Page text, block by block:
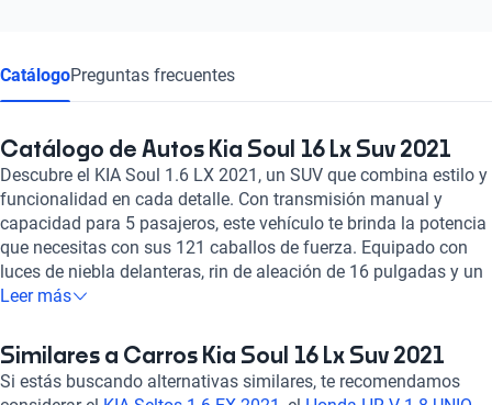
CatálogoPreguntas frecuentes
Catálogo de Autos Kia Soul 16 Lx Suv 2021
Descubre el KIA Soul 1.6 LX 2021, un SUV que combina estilo y
funcionalidad en cada detalle. Con transmisión manual y
capacidad para 5 pasajeros, este vehículo te brinda la potencia
que necesitas con sus 121 caballos de fuerza. Equipado con
luces de niebla delanteras, rin de aleación de 16 pulgadas y un
consumo combinado eficiente de 5.9 l/100km, el Soul te ofrece
a color táctil, conectividad Bluetooth, Apple CarPlay y Android
Auto, junto con aire acondicionado automático y ajuste de
altura del volante para una experiencia de conducción sin igual.
Leer más
Similares a Carros Kia Soul 16 Lx Suv 2021
Si estás buscando alternativas similares, te recomendamos